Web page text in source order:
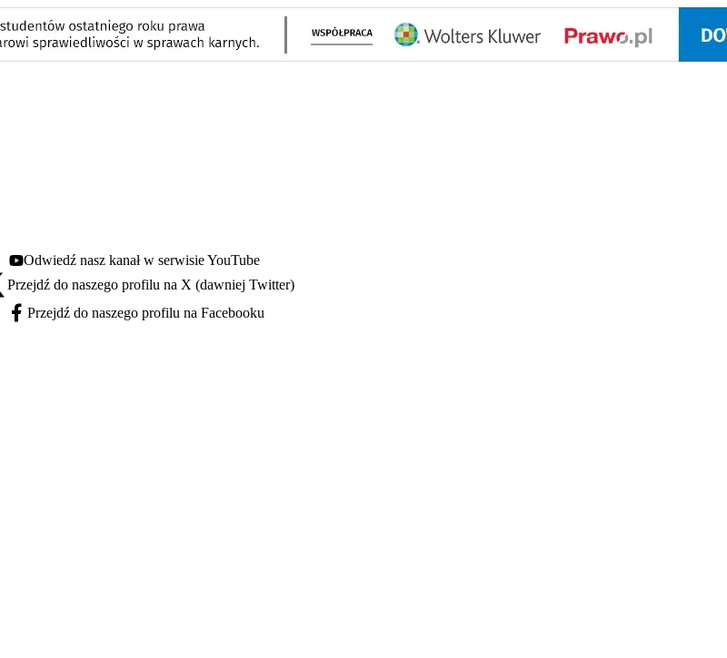
Youtube - otwiera się w nowej karcie
Odwiedź nasz kanał w serwisie YouTube
się w nowej karcie
Przejdź do naszego profilu na X (dawniej Twitter)
Facebook - otwiera się w nowej karcie
Przejdź do naszego profilu na Facebooku